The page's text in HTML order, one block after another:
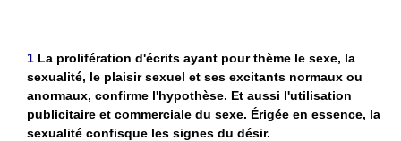
1 La prolifération d'écrits ayant pour thème le sexe, la
sexualité, le plaisir sexuel et ses excitants normaux ou
anormaux, confirme l'hypothèse. Et aussi l'utilisation
publicitaire et commerciale du sexe. Érigée en essence, la
sexualité confisque les signes du désir.